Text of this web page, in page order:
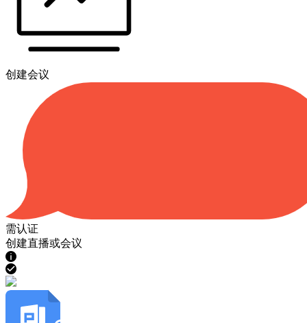
创建会议
需认证
创建直播或会议